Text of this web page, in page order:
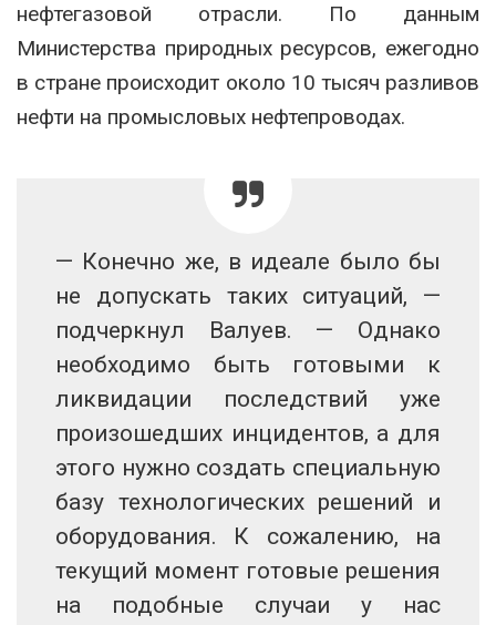
нефтегазовой отрасли. По данным
Министерства природных ресурсов, ежегодно
в стране происходит около 10 тысяч разливов
нефти на промысловых нефтепроводах.
— Конечно же, в идеале было бы
не допускать таких ситуаций, —
подчеркнул Валуев. — Однако
необходимо быть готовыми к
ликвидации последствий уже
произошедших инцидентов, а для
этого нужно создать специальную
базу технологических решений и
оборудования. К сожалению, на
текущий момент готовые решения
на подобные случаи у нас